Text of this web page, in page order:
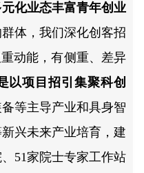
化业态丰富青年创业
体，我们深化创客招
动能，有侧重、差异
以项目招引集聚科创
等主导产业和具身智
兴未来产业培育，建
51家院士专家工作站